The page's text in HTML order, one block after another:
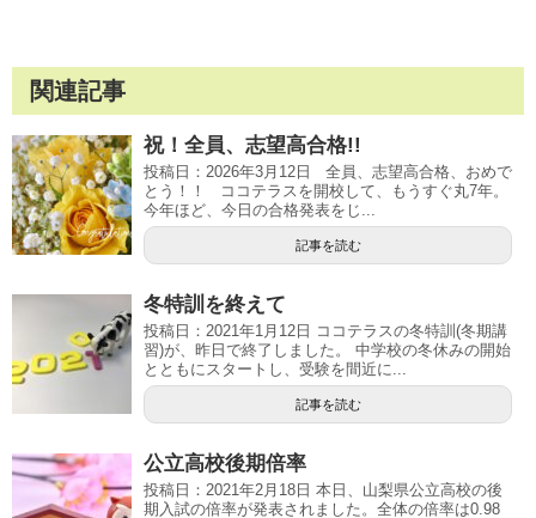
関連記事
祝！全員、志望高合格!!
投稿日：2026年3月12日 全員、志望高合格、おめで
とう！！ ココテラスを開校して、もうすぐ丸7年。
今年ほど、今日の合格発表をじ...
記事を読む
冬特訓を終えて
投稿日：2021年1月12日 ココテラスの冬特訓(冬期講
習)が、昨日で終了しました。 中学校の冬休みの開始
とともにスタートし、受験を間近に...
記事を読む
公立高校後期倍率
投稿日：2021年2月18日 本日、山梨県公立高校の後
期入試の倍率が発表されました。全体の倍率は0.98